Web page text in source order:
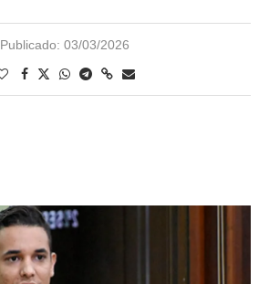
Publicado: 03/03/2026